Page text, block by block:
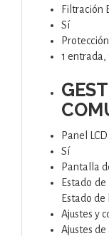
Filtración
Sí
1 entrada,
Panel LCD
Sí
Pantalla
Estado
Estado
Ajustes y
Ajustes